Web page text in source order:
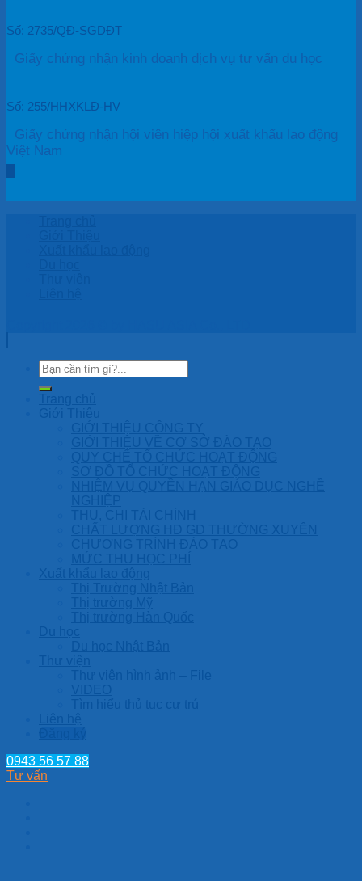
Số: 2735/QĐ-SGDĐT
Giấy chứng nhận kinh doanh dịch vụ tư vấn du học
Số: 255/HHXKLĐ-HV
Giấy chứng nhận hội viên hiệp hội xuất khẩu lao động
Việt Nam
0943 56 57 88
Tư vấn